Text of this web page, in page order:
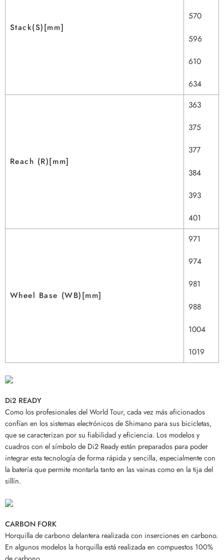
Stack(S)[mm]
570
596
610
634
Reach (R)[mm]
363
375
377
384
393
401
Wheel Base (WB)[mm]
971
974
981
988
1004
1019
Di2 READY
Como los profesionales del World Tour, cada vez más aficionados
confían en los sistemas electrónicos de Shimano para sus bicicletas,
que se caracterizan por su fiabilidad y eficiencia. Los modelos y
cuadros con el símbolo de Di2 Ready están preparados para poder
integrar esta tecnología de forma rápida y sencilla, especialmente con
la batería que permite montarla tanto en las vainas como en la tija del
sillín.
CARBON FORK
Horquilla de carbono delantera realizada con inserciones en carbono.
En algunos modelos la horquilla está realizada en compuestos 100%